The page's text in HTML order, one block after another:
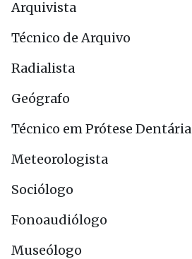
Arquivista
Técnico de Arquivo
Radialista
Geógrafo
Técnico em Prótese Dentária
Meteorologista
Sociólogo
Fonoaudiólogo
Museólogo